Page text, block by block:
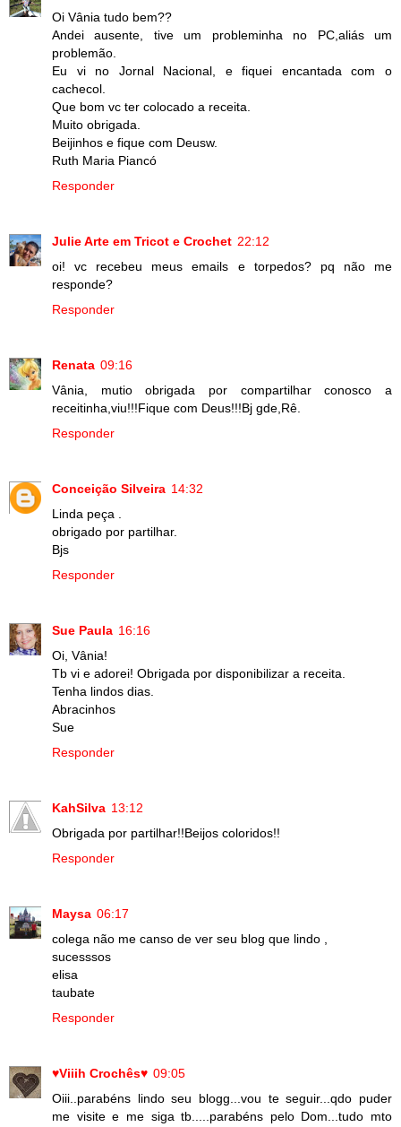
Oi Vânia tudo bem??
Andei ausente, tive um probleminha no PC,aliás um
problemão.
Eu vi no Jornal Nacional, e fiquei encantada com o
cachecol.
Que bom vc ter colocado a receita.
Muito obrigada.
Beijinhos e fique com Deusw.
Ruth Maria Piancó
Responder
Julie Arte em Tricot e Crochet 22:12
oi! vc recebeu meus emails e torpedos? pq não me
responde?
Responder
Renata 09:16
Vânia, mutio obrigada por compartilhar conosco a
receitinha,viu!!!Fique com Deus!!!Bj gde,Rê.
Responder
Conceição Silveira 14:32
Linda peça .
obrigado por partilhar.
Bjs
Responder
Sue Paula 16:16
Oi, Vânia!
Tb vi e adorei! Obrigada por disponibilizar a receita.
Tenha lindos dias.
Abracinhos
Sue
Responder
KahSilva 13:12
Obrigada por partilhar!!Beijos coloridos!!
Responder
Maysa 06:17
colega não me canso de ver seu blog que lindo ,
sucesssos
elisa
taubate
Responder
♥Viiih Crochês♥ 09:05
Oiii..parabéns lindo seu blogg...vou te seguir...qdo puder
me visite e me siga tb.....parabéns pelo Dom...tudo mto